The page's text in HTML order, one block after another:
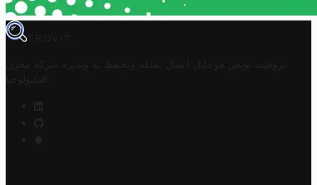
TROVIT
تروفيت تونس هو دليل أعمال تملكه وتحتفظ به وتديره
شركة مخزن
التكنولوجيا